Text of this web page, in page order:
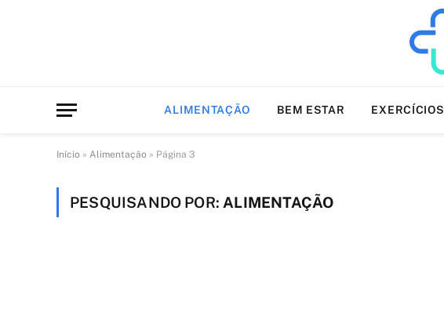
ALIMENTAÇÃO BEM ESTAR EXERCÍCIOS
Início » Alimentação » Página 3
PESQUISANDO POR: ALIMENTAÇÃO